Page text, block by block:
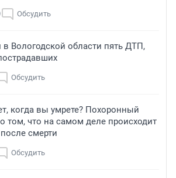
Обсудить
в Вологодской области пять ДТП,
Обсудить
когда вы умрете? Похоронный
том, что на самом деле происходит
смерти
Обсудить